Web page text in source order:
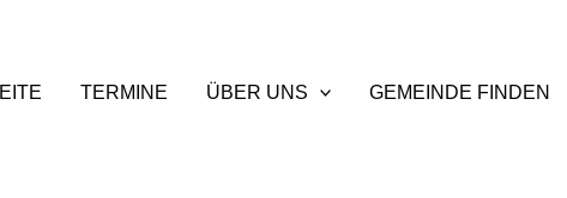
TERMINE ÜBER UNS GEMEINDE FINDEN